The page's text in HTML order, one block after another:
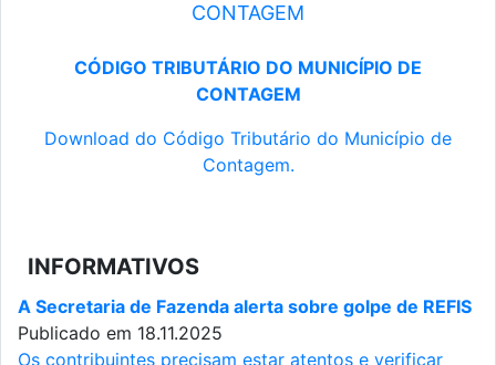
CONTAGEM
CÓDIGO TRIBUTÁRIO DO MUNICÍPIO DE
CONTAGEM
Download do Código Tributário do Município de
Contagem.
INFORMATIVOS
A Secretaria de Fazenda alerta sobre golpe de REFIS
Publicado em 18.11.2025
Os contribuintes precisam estar atentos e verificar